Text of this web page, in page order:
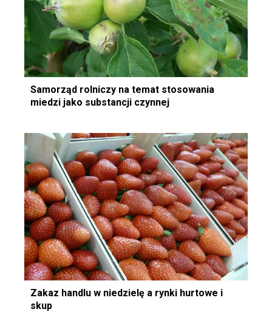
Samorząd rolniczy na temat stosowania
miedzi jako substancji czynnej
Zakaz handlu w niedzielę a rynki hurtowe i
skup